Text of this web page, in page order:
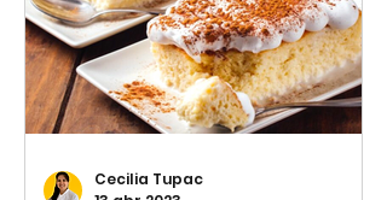
Cecilia Tupac